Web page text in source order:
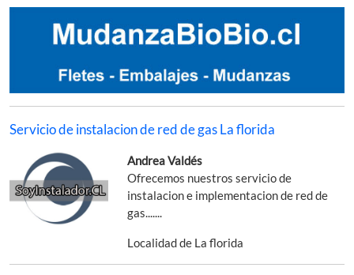
Servicio de instalacion de red de gas La florida
Andrea Valdés
Ofrecemos nuestros servicio de
instalacion e implementacion de red de
gas.......
Localidad de La florida